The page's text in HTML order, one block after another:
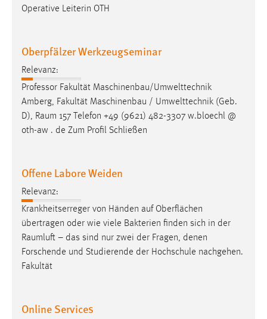
Operative Leiterin OTH
Oberpfälzer Werkzeugseminar
Relevanz:
Professor Fakultät Maschinenbau/Umwelttechnik
Amberg, Fakultät Maschinenbau / Umwelttechnik (Geb.
D), Raum 157 Telefon +49 (9621) 482-3307 w.bloechl @
oth-aw . de Zum Profil Schließen
Offene Labore Weiden
Relevanz:
Krankheitserreger von Händen auf Oberflächen
übertragen oder wie viele Bakterien finden sich in der
Raumluft – das sind nur zwei der Fragen, denen
Forschende und Studierende der Hochschule nachgehen.
Fakultät
Online Services